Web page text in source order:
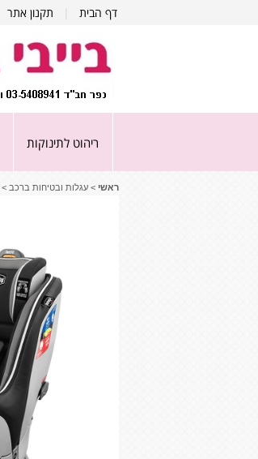
דף הבית תקנון אתר
ריהוט לתינוקות
ראשי > עגלות ובטיחות ברכב >